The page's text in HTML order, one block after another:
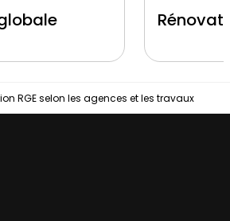
RGE selon les agences et les travaux